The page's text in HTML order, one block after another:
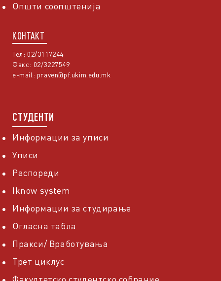
Општи соопштенија
КОНТАКТ
Тел: 02/3117244
Факс: 02/3227549
e-mail: praven@pf.ukim.edu.mk
СТУДЕНТИ
Информации за уписи
Уписи
Распореди
Iknow system
Информации за студирање
Огласна табла
Пракси/ Вработувања
Трет циклус